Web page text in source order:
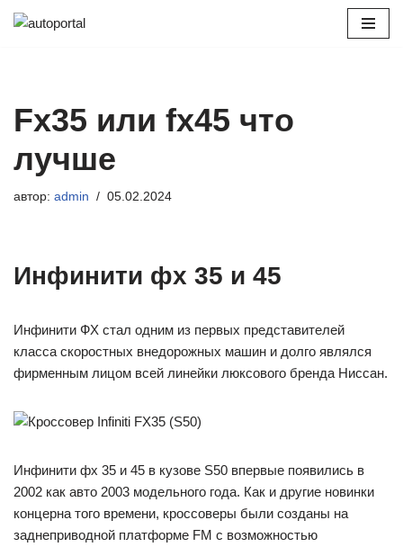
Fx35 или fx45 что
лучше
автор: admin 05.02.2024
Инфинити фх 35 и 45
Инфинити ФХ стал одним из первых представителей
класса скоростных внедорожных машин и долго являлся
фирменным лицом всей линейки люксового бренда Ниссан.
Инфинити фх 35 и 45 в кузове S50 впервые появились в
2002 как авто 2003 модельного года. Как и другие новинки
концерна того времени, кроссоверы были созданы на
заднеприводной платформе FM с возможностью